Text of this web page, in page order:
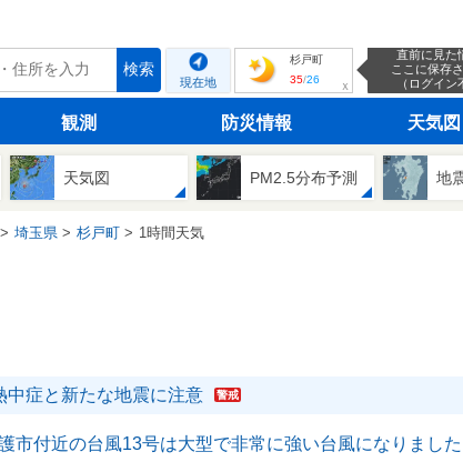
検索
現在地
杉戸町
35/26 ｘ
直前に見た
ここに保存
（ログイン
観測 防災情報 天気図
天気図 PM2.5分布予測 地
埼玉県 杉戸町 1時間天気
中症と新たな地震に注意 警戒
市付近の台風13号は大型で非常に強い台風になりました